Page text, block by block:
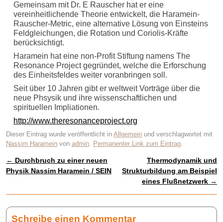
Gemeinsam mit Dr. E Rauscher hat er eine
vereinheitlichende Theorie entwickelt, die Haramein-
Rauscher-Metric, eine alternative Lösung von Einsteins
Feldgleichungen, die Rotation und Coriolis-Kräfte
berücksichtigt.
Haramein hat eine non-Profit Stiftung namens The
Resonance Project gegründet, welche die Erforschung
des Einheitsfeldes weiter voranbringen soll.
Seit über 10 Jahren gibt er weltweit Vorträge über die
neue Phsysik und ihre wissenschaftlichen und
spirituellen Impliationen.
http://www.theresonanceproject.org
Dieser Eintrag wurde veröffentlicht in Allgemein und verschlagwortet mit
Nassim Haramein von admin Permanenter Link zum Eintrag
Artikelnavigation
← Durchbruch zu einer neuen
Physik Nassim Haramein / SEIN
Thermodynamik und
Strukturbildung am Beispiel
eines Flußnetzwerk →
Schreibe einen Kommentar